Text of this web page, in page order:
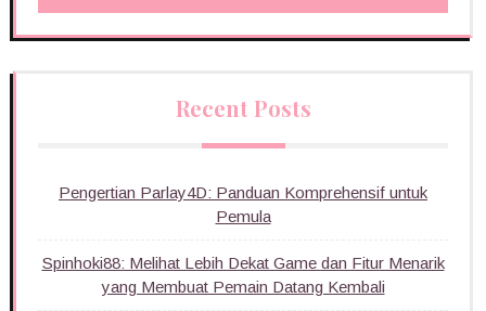
Recent Posts
Pengertian Parlay4D: Panduan Komprehensif untuk
Pemula
Spinhoki88: Melihat Lebih Dekat Game dan Fitur Menarik
yang Membuat Pemain Datang Kembali